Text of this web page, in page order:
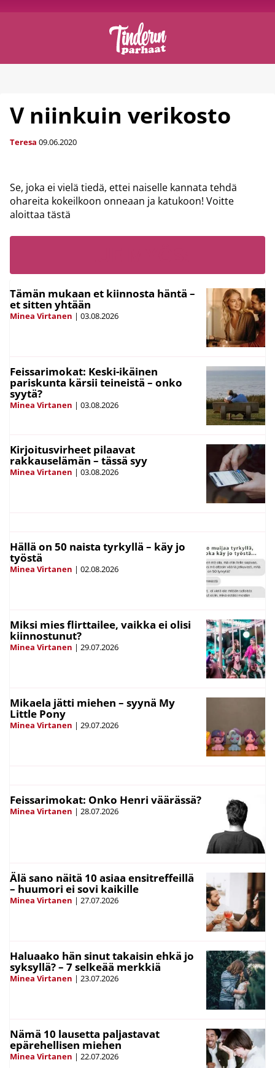
V niinkuin verikosto
Teresa 09.06.2020
Se, joka ei vielä tiedä, ettei naiselle kannata tehdä
ohareita kokeilkoon onneaan ja katukoon! Voitte
aloittaa tästä
Tämän mukaan et kiinnosta häntä –
et sitten yhtään
Minea Virtanen | 03.08.2026
Feissarimokat: Keski-ikäinen
pariskunta kärsii teineistä – onko
syytä?
Minea Virtanen | 03.08.2026
Kirjoitusvirheet pilaavat
rakkauselämän – tässä syy
Minea Virtanen | 03.08.2026
Hällä on 50 naista tyrkyllä – käy jo
työstä
Minea Virtanen | 02.08.2026
Miksi mies flirttailee, vaikka ei olisi
kiinnostunut?
Minea Virtanen | 29.07.2026
Mikaela jätti miehen – syynä My
Little Pony
Minea Virtanen | 29.07.2026
Feissarimokat: Onko Henri väärässä?
Minea Virtanen | 28.07.2026
Älä sano näitä 10 asiaa ensitreffeillä
– huumori ei sovi kaikille
Minea Virtanen | 27.07.2026
Haluaako hän sinut takaisin ehkä jo
syksyllä? – 7 selkeää merkkiä
Minea Virtanen | 23.07.2026
Nämä 10 lausetta paljastavat
epärehellisen miehen
Minea Virtanen | 22.07.2026